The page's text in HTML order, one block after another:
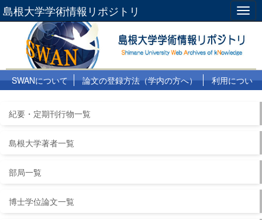
島根大学学術情報リポジトリ
SWANについて 論文の登録方法（学内の方へ）
利用につい
紀要・定期刊行物一覧
島根大学著者一覧
部局一覧
博士学位論文一覧